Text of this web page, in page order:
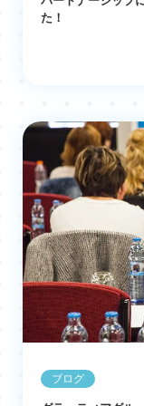
た！
ブログ